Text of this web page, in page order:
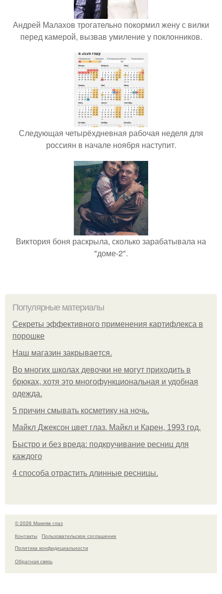
Андрей Малахов трогательно покормил жену с вилки
перед камерой, вызвав умиление у поклонников.
Следующая четырёхдневная рабочая неделя для
россиян в начале ноября наступит.
Виктория боня раскрыла, сколько зарабатывала на
"доме-2".
Популярные материалы
Секреты эффективного применения картифлекса в
порошке
Нaш магaзин зaкрывaeтся.
Во многих школах девочки не могут приходить в
брюках, хотя это многофункциональная и удобная
одежда.
5 причин смывать косметику на ночь.
Майкл Джексон цвет глаз. Майкл и Карен, 1993 год.
Быстро и без вреда: подкручивание ресниц для
каждого
4 способа отрастить длинные ресницы.
© 2026 Макияж глаз
Контакты
Пользовательское соглашение
Политика конфидециальности
Обратная связь